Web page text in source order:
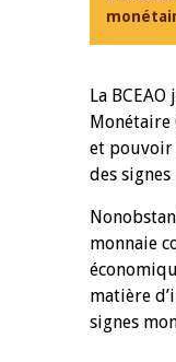
La
Monétaire
et pouvoir
des
monnaie
matière
signes